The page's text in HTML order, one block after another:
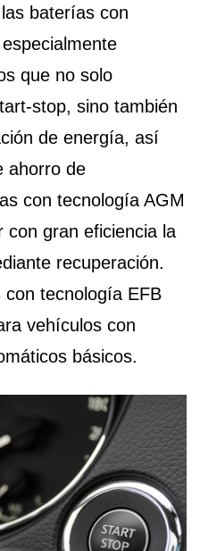
baterías con
que no solo
stop, sino también
de energía, así
ahorro de
con tecnología AGM
con gran eficiencia la
recuperación.
tecnología EFB
vehículos con
básicos.